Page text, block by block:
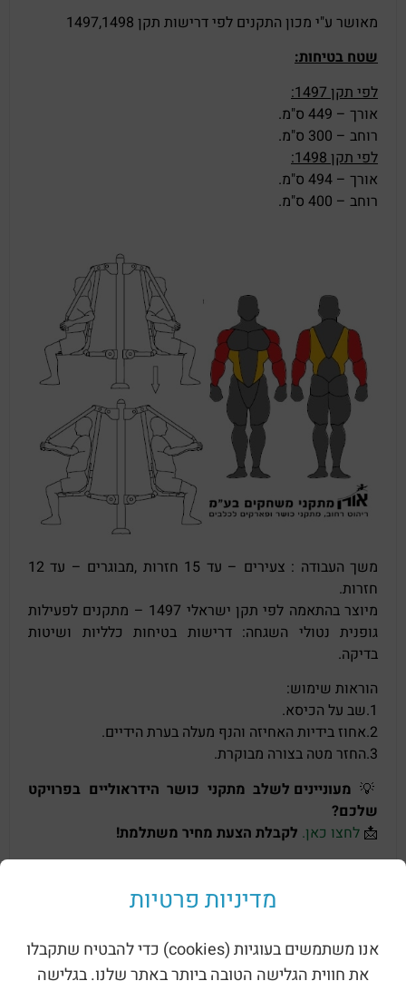
מאושר ע"י מכון התקנים לפי דרישות תקן 1497,1498
שטח בטיחות:
לפי תקן 1497:
אורך – 449 ס"מ.
רוחב – 300 ס"מ.
לפי תקן 1498:
אורך – 494 ס"מ.
רוחב – 400 ס"מ.
משך העבודה : צעירים – עד 15 חזרות ,מבוגרים – עד 12
חזרות.
מיוצר בהתאמה לפי תקן ישראלי 1497 – מתקנים לפעילות
גופנית נטולי השגחה: דרישות בטיחות כלליות ושיטות
בדיקה.
הוראות שימוש:
1.שב על הכיסא.
2.אחוז בידיות האחיזה והנף מעלה בערת הידיים.
3.החזר מטה בצורה מבוקרת.
💡 מעוניינים לשלב מתקני כושר הידראוליים בפרויקט
שלכם?
📩 לחצו כאן. לקבלת הצעת מחיר משתלמת!
מתקן כושר ציבורי דחיפה הוא מתקן כושר חיצוני
שטחים ציבוריים:
פארקים וגנים ציבוריים:
מדיניות פרטיות
אנו משתמשים בעוגיות (cookies) כדי להבטיח שתקבלו
את חווית הגלישה הטובה ביותר באתר שלנו. בגלישה